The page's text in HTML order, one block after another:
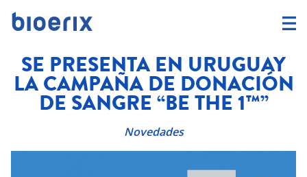
SE PRESENTA EN URUGUAY
LA CAMPAÑA DE DONACIÓN
DE SANGRE “BE THE 1™”
Novedades